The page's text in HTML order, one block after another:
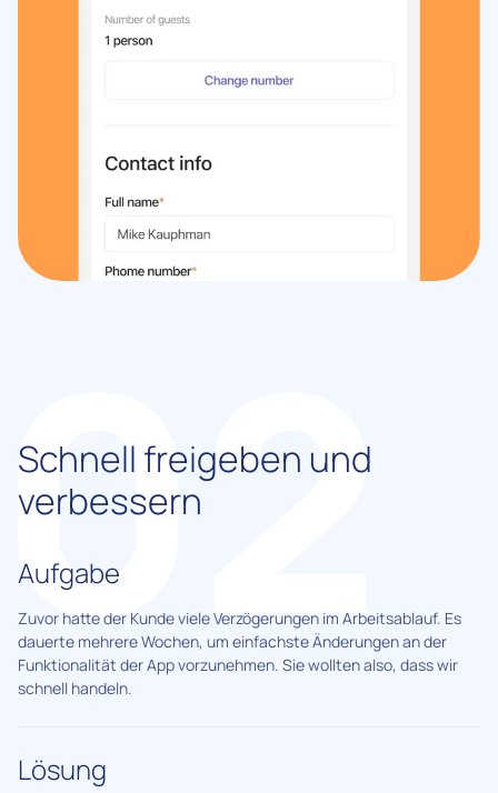
Schnell freigeben und
verbessern
Aufgabe
Zuvor hatte der Kunde viele Verzögerungen im Arbeitsablauf. Es
dauerte mehrere Wochen, um einfachste Änderungen an der
Funktionalität der App vorzunehmen. Sie wollten also, dass wir
schnell handeln.
Lösung